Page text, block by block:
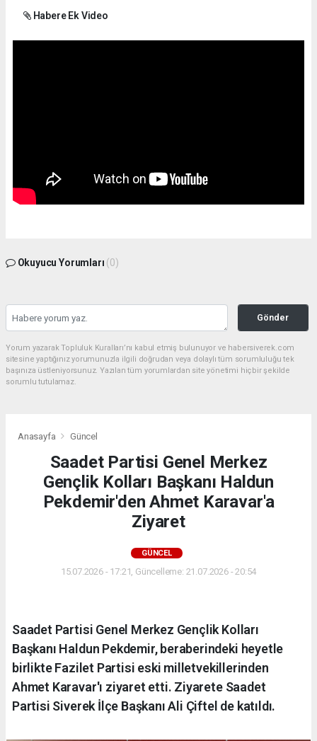
Habere Ek Video
Okuyucu Yorumları (0)
Gönder
Yorum yazarak Topluluk Kuralları’nı kabul etmiş bulunuyor ve habersiverek.com
sitesine yaptığınız yorumunuzla ilgili doğrudan veya dolaylı tüm sorumluluğu tek
başınıza üstleniyorsunuz. Yazılan tüm yorumlardan site yönetimi hiçbir şekilde
sorumlu tutulamaz.
Anasayfa Güncel
Saadet Partisi Genel Merkez
Gençlik Kolları Başkanı Haldun
Pekdemir'den Ahmet Karavar'a
Ziyaret
GÜNCEL
15.07.2026 - 17:21, Güncelleme: 21.07.2026 - 20:54
Saadet Partisi Genel Merkez Gençlik Kolları
Başkanı Haldun Pekdemir, beraberindeki heyetle
birlikte Fazilet Partisi eski milletvekillerinden
Ahmet Karavar'ı ziyaret etti. Ziyarete Saadet
Partisi Siverek İlçe Başkanı Ali Çiftel de katıldı.